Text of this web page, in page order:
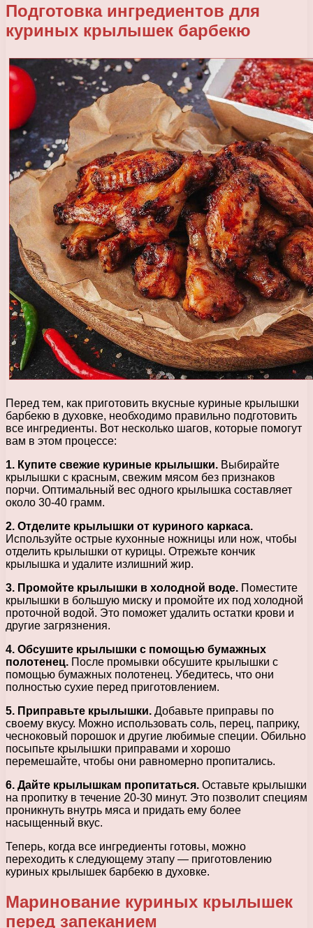
Подготовка ингредиентов для
куриных крылышек барбекю
Перед тем, как приготовить вкусные куриные крылышки
барбекю в духовке, необходимо правильно подготовить
все ингредиенты. Вот несколько шагов, которые помогут
вам в этом процессе:
1. Купите свежие куриные крылышки. Выбирайте
крылышки с красным, свежим мясом без признаков
порчи. Оптимальный вес одного крылышка составляет
около 30-40 грамм.
2. Отделите крылышки от куриного каркаса.
Используйте острые кухонные ножницы или нож, чтобы
отделить крылышки от курицы. Отрежьте кончик
крылышка и удалите излишний жир.
3. Промойте крылышки в холодной воде. Поместите
крылышки в большую миску и промойте их под холодной
проточной водой. Это поможет удалить остатки крови и
другие загрязнения.
4. Обсушите крылышки с помощью бумажных
полотенец. После промывки обсушите крылышки с
помощью бумажных полотенец. Убедитесь, что они
полностью сухие перед приготовлением.
5. Приправьте крылышки. Добавьте приправы по
своему вкусу. Можно использовать соль, перец, паприку,
чесноковый порошок и другие любимые специи. Обильно
посыпьте крылышки приправами и хорошо
перемешайте, чтобы они равномерно пропитались.
6. Дайте крылышкам пропитаться. Оставьте крылышки
на пропитку в течение 20-30 минут. Это позволит специям
проникнуть внутрь мяса и придать ему более
насыщенный вкус.
Теперь, когда все ингредиенты готовы, можно
переходить к следующему этапу — приготовлению
куриных крылышек барбекю в духовке.
Маринование куриных крылышек
перед запеканием